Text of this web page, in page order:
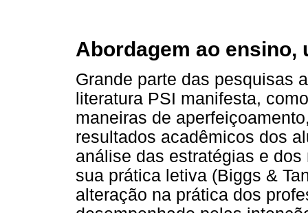
Abordagem ao ensino,
Grande parte das pesquisas
literatura PSI manifesta,
maneiras de
resultados acadêmicos dos
análise das estratégias e
sua prática letiva (Biggs &
alteração na prática dos